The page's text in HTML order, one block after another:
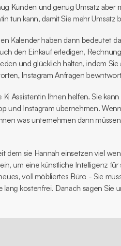
Kunden und genug Umsatz
tun kann, damit Sie mehr Umsatz
Kalender haben dann bedeutet
den Einkauf erledigen,
und glücklich halten, indem
Instagram Anfragen
Ki Assistentin Ihnen helfen. Sie
und Instagram übernehmen.
was unternehmen dann
dem sie Hannah einsetzen viel
um eine künstliche Intelligenz
voll möbliertes Büro - Sie
kostenfrei. Danach sagen Sie